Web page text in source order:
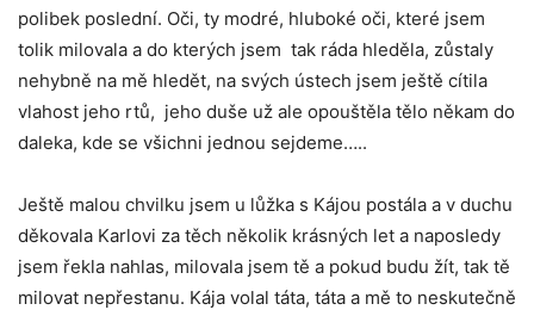
polibek poslední. Oči, ty modré, hluboké oči, které jsem
tolik milovala a do kterých jsem tak ráda hleděla, zůstaly
nehybně na mě hledět, na svých ústech jsem ještě cítila
vlahost jeho rtů, jeho duše už ale opouštěla tělo někam do
daleka, kde se všichni jednou sejdeme…..
Ještě malou chvilku jsem u lůžka s Kájou postála a v duchu
děkovala Karlovi za těch několik krásných let a naposledy
jsem řekla nahlas, milovala jsem tě a pokud budu žít, tak tě
milovat nepřestanu. Kája volal táta, táta a mě to neskutečně